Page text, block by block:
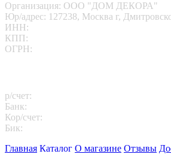
Организация: ООО "ДОМ ДЕКОРА"
Юр/адрес: 127238, Москва г,
ИНН:
КПП:
ОГРН:
р/счет:
Банк:
Кор/счет:
Бик:
Главная Каталог О магазине Отзывы